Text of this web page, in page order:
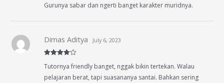
Gurunya sabar dan ngerti banget karakter muridnya.
out of 5
Dimas Aditya July 6, 2023
Tutornya friendly banget, nggak bikin tertekan. Walau
pelajaran berat, tapi suasananya santai. Bahkan sering